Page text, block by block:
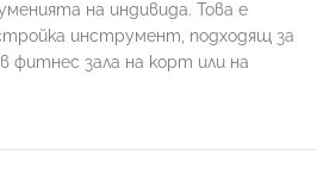
на индивида. Това е
инструмент, подходящ за
фитнес зала на корт или на